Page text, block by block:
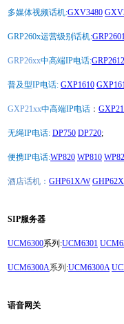
多媒体视频话机:GXV3480
GRP260x运营级别话机:
GRP26xx中高端IP电话:GRP2612
普及型IP电话: GXP1610
GXP21xx中高端IP电话 ：
无绳IP电话: DP750 DP720;
便携IP电话:WP820 WP810
酒店话机： GHP61X/W
SIP服务器
UCM6300系列:UCM6301
UCM6300A系列:UCM6300A
语音网关